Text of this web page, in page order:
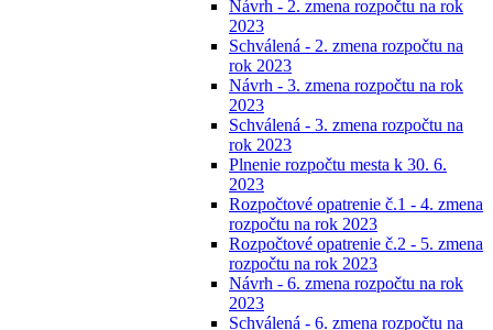
Návrh - 2. zmena rozpočtu na rok
2023
Schválená - 2. zmena rozpočtu na
rok 2023
Návrh - 3. zmena rozpočtu na rok
2023
Schválená - 3. zmena rozpočtu na
rok 2023
Plnenie rozpočtu mesta k 30. 6.
2023
Rozpočtové opatrenie č.1 - 4. zmena
rozpočtu na rok 2023
Rozpočtové opatrenie č.2 - 5. zmena
rozpočtu na rok 2023
Návrh - 6. zmena rozpočtu na rok
2023
Schválená - 6. zmena rozpočtu na